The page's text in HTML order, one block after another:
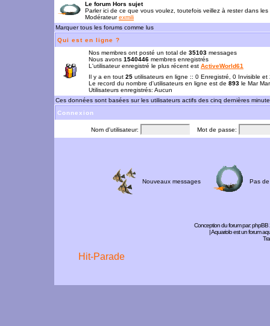
Le forum Hors sujet
Parler ici de ce que vous voulez, toutefois veillez à rester dans les
Modérateurexmili
Marquer tous les forums comme lus
Qui est en ligne ?
Nos membres ont posté un total de 35103 messages
Nous avons 1540446 membres enregistrés
L'utilisateur enregistré le plus récent est ActiveWorld61
Il y a en tout 25 utilisateurs en ligne :: 0 Enregistré, 0 Invisible
Le record du nombre d'utilisateurs en ligne est de 893 le Mar
Utilisateurs enregistrés: Aucun
Ces données sont basées sur les utilisateurs actifs des cinq dernières
Connexion
Nom d'utilisateur: Mot de passe:
Nouveaux messages Pas
Conception du forum par:phpBB
| Aquariolo est un forum